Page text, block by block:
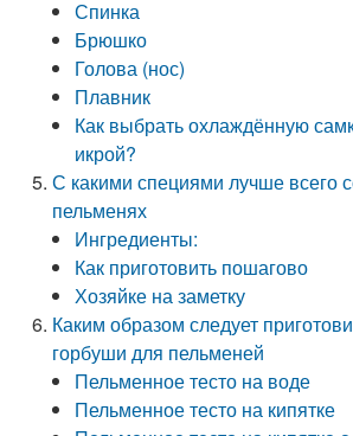
Спинка
Брюшко
Голова (нос)
Плавник
Как выбрать охлаждённую
икрой?
С какими специями лучше всего
пельменях
Ингредиенты:
Как приготовить пошагово
Хозяйке на заметку
Каким образом следует
горбуши для пельменей
Пельменное тесто на воде
Пельменное тесто на кипятке